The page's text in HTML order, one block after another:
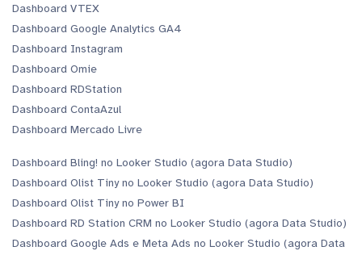
Dashboard VTEX
Dashboard Google Analytics GA4
Dashboard Instagram
Dashboard Omie
Dashboard RDStation
Dashboard ContaAzul
Dashboard Mercado Livre
Dashboard Bling! no Looker Studio (agora Data Studio)
Dashboard Olist Tiny no Looker Studio (agora Data Studio)
Dashboard Olist Tiny no Power BI
Dashboard RD Station CRM no Looker Studio (agora Data Studio)
Dashboard Google Ads e Meta Ads no Looker Studio (agora Data